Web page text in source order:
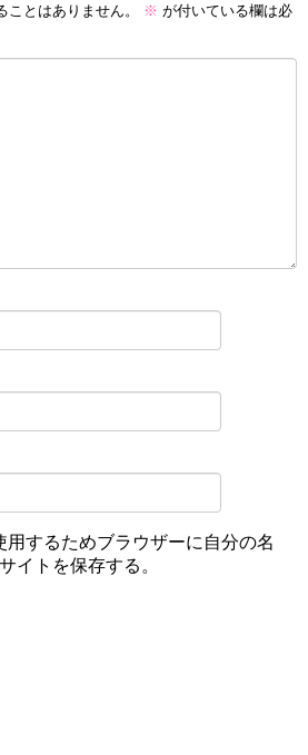
とはありません。 ※ が付いている欄は必
用するためブラウザーに自分の名
イトを保存する。